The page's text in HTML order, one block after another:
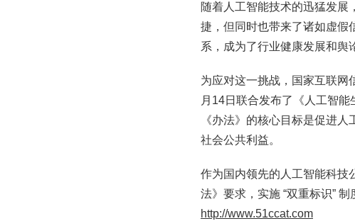
随着人工智能技术的迅猛发展
捷，但同时也带来了诸如虚假
系，成为了行业健康发展和舆
为应对这一挑战，国家互联网
月14日联合发布了《人工智
《办法》的核心目标是促进
社会公共利益。
作为国内领先的人工智能科技
法》要求，实施 “双重标识”
http://www.51ccat.com